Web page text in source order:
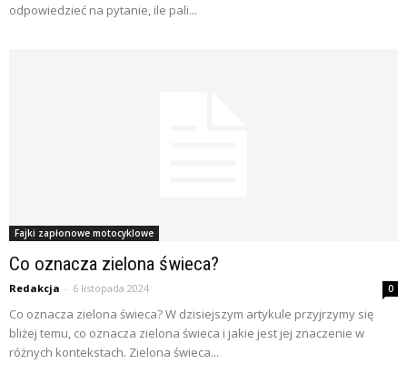
odpowiedzieć na pytanie, ile pali...
Fajki zapłonowe motocyklowe
Co oznacza zielona świeca?
Redakcja - 6 listopada 2024 0
Co oznacza zielona świeca? W dzisiejszym artykule przyjrzymy się
bliżej temu, co oznacza zielona świeca i jakie jest jej znaczenie w
różnych kontekstach. Zielona świeca...